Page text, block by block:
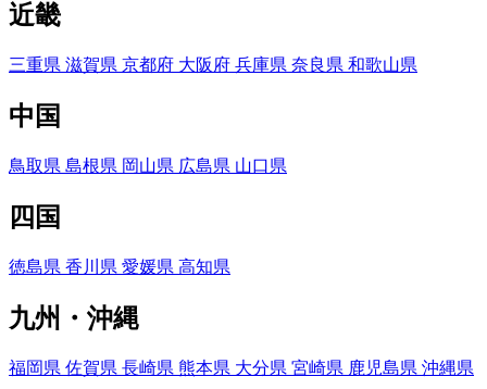
近畿
三重県 滋賀県 京都府 大阪府 兵庫県 奈良県 和歌山県
中国
鳥取県 島根県 岡山県 広島県 山口県
四国
徳島県 香川県 愛媛県 高知県
九州・沖縄
福岡県 佐賀県 長崎県 熊本県 大分県 宮崎県 鹿児島県 沖縄県